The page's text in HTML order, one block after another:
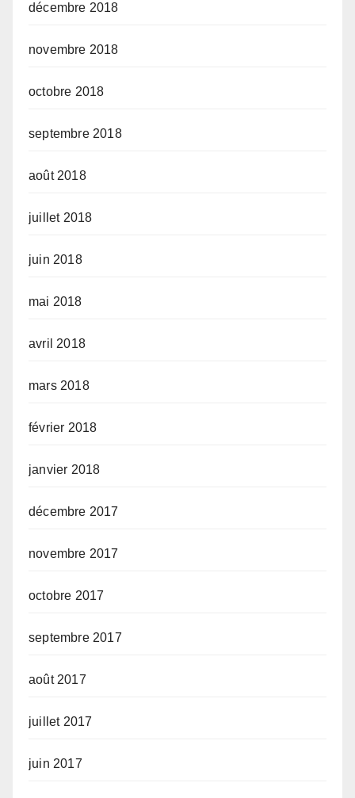
décembre 2018
novembre 2018
octobre 2018
septembre 2018
août 2018
juillet 2018
juin 2018
mai 2018
avril 2018
mars 2018
février 2018
janvier 2018
décembre 2017
novembre 2017
octobre 2017
septembre 2017
août 2017
juillet 2017
juin 2017